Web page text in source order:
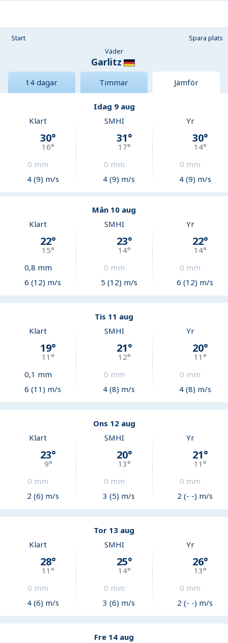
Start
Spara plats
Väder
Garlitz
14 dagar Timmar Jämför
Idag 9 aug
Klart
30°
16°
0 mm
4 (9) m/s
SMHI
31°
17°
0 mm
4 (9) m/s
Yr
30°
14°
0 mm
4 (9) m/s
Mån 10 aug
Klart
22°
15°
0,8 mm
6 (12) m/s
SMHI
23°
14°
0 mm
5 (12) m/s
Yr
22°
14°
0 mm
6 (12) m/s
Tis 11 aug
Klart
19°
11°
0,1 mm
6 (11) m/s
SMHI
21°
12°
0 mm
4 (8) m/s
Yr
20°
11°
0 mm
4 (8) m/s
Ons 12 aug
Klart
23°
9°
0 mm
2 (6) m/s
SMHI
20°
13°
0 mm
3 (5) m/s
Yr
21°
11°
0 mm
2 (- -) m/s
Tor 13 aug
Klart
28°
11°
0 mm
4 (6) m/s
SMHI
25°
14°
0 mm
3 (6) m/s
Yr
26°
13°
0 mm
2 (- -) m/s
Fre 14 aug